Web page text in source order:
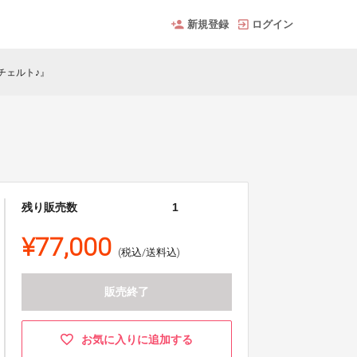
新規登録 ログイン
ルト♪』
残り販売数 1
¥77,000 (税込/送料込)
販売終了
お気に入りに追加する